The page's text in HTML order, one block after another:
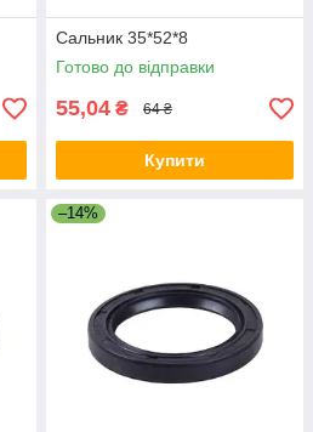
Сальник 35*52*8
Готово до відправки
55,04 ₴ 64 ₴
Купити
–14%